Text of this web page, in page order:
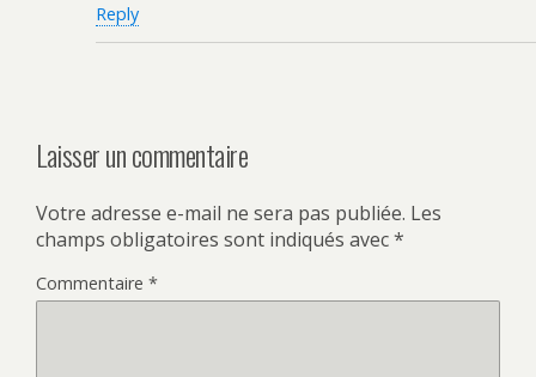
Reply
Laisser un commentaire
Votre adresse e-mail ne sera pas publiée. Les
champs obligatoires sont indiqués avec*
Commentaire *